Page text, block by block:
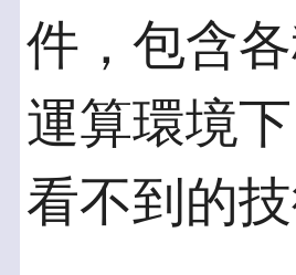
件，包含
運算環境
看不到的